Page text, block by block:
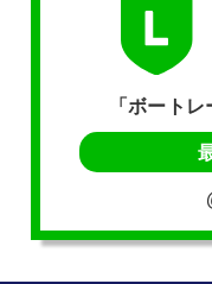
「ボート